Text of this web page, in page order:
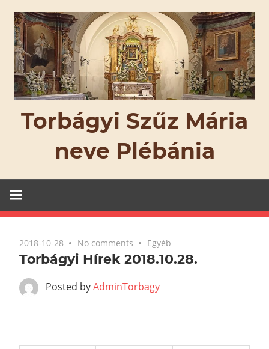
content
Torbágyi Szűz Mária
neve Plébánia
2018-10-28 No comments Egyéb
Torbágyi Hírek 2018.10.28.
Posted byAdminTorbagy